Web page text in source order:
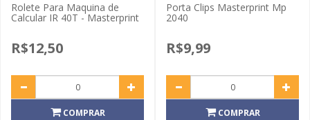
Rolete Para Maquina de
Calcular IR 40T - Masterprint
R$12,50
COMPRAR
Porta Clips Masterprint Mp
2040
R$9,99
COMPRAR